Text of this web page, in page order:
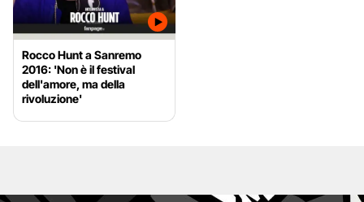
Rocco Hunt a Sanremo
2016: 'Non è il festival
dell'amore, ma della
rivoluzione'